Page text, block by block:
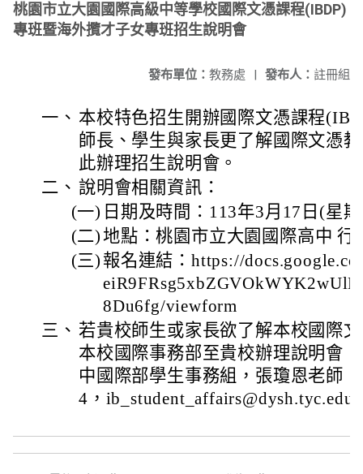
桃園市立大園國際高級中等學校國際文憑課程(IBDP)
專班暨海外攬才子女專班招生說明會
發布人： 註冊組
發布單位： 教務處 |
一、 本校特色招生開辦國際文憑課程(IB
師長、學生與家長更了解國際文憑
此辦理招生說明會。
二、 說明會相關資訊：
(一) 日期及時間：113年3月17日(星
(二)地點：桃園市立大園國際高中 行
(三) 報名連結：https://
8Du6fg/viewform
三、 若貴校師生或家長欲了解本校國際
本校國際事務部至貴校辦理說明會
中國際部學生事務組，張瓊恩老師
4，